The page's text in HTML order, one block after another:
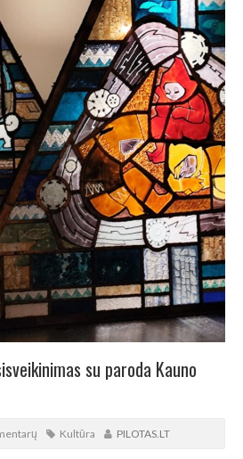
su paroda Kauno
Kultūra PILOTAS.LT